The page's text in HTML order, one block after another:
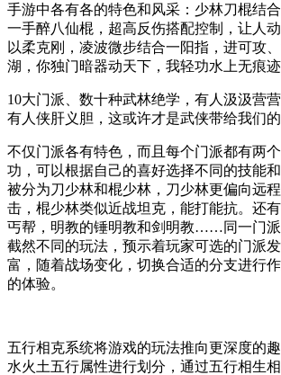
手游中各有各的特色和风采：少林刀棍结合
一手醉八仙棍，超高反伤搭配控制，让人
以柔克刚，凌波微步结合一阳指，进可攻
湖，你独门暗器动天下，我轻功水上无痕迹
10大门派、数十种武林绝学，有人汲汲营
有人侠肝义胆，这或许才是武侠带给我们的
不仅门派各有特色，而且每个门派都有两
功，可以根据自己的喜好选择不同的技能
被分为刀少林和棍少林，刀少林更偏向远
击，棍少林类似近战坦克，能打能抗。还
丐帮，明教的锤明教和剑明教……同一门
截然不同的玩法，预示着玩家可选的门派
富，随着战场变化，切换合适的分支进行
的体验。
五行相克系统将游戏的玩法推向更深度的
水火土五行属性进行划分，通过五行相生